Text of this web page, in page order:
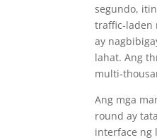
segundo,
traffic‑laden
ay
lahat. Ang
Ang mga
round ay
interface ng